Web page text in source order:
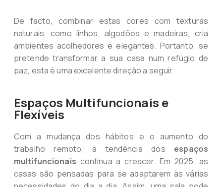
De facto, combinar estas cores com texturas
naturais, como linhos, algodões e madeiras, cria
ambientes acolhedores e elegantes. Portanto, se
pretende transformar a sua casa num refúgio de
paz, esta é uma excelente direção a seguir.
Espaços Multifuncionais e
Flexíveis
Com a mudança dos hábitos e o aumento do
trabalho remoto, a tendência dos espaços
multifuncionais continua a crescer. Em 2025, as
casas são pensadas para se adaptarem às várias